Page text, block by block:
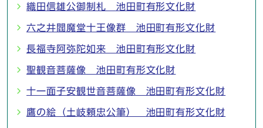
織田信雄公御制札 池田町有形文化財
六之井閻魔堂十王像群 池田町有形文化財
長福寺阿弥陀如来 池田町有形文化財
聖観音菩薩像 池田町有形文化財
十一面子安観世音菩薩像 池田町有形文化財
鷹の絵（土岐頼忠公筆） 池田町有形文化財